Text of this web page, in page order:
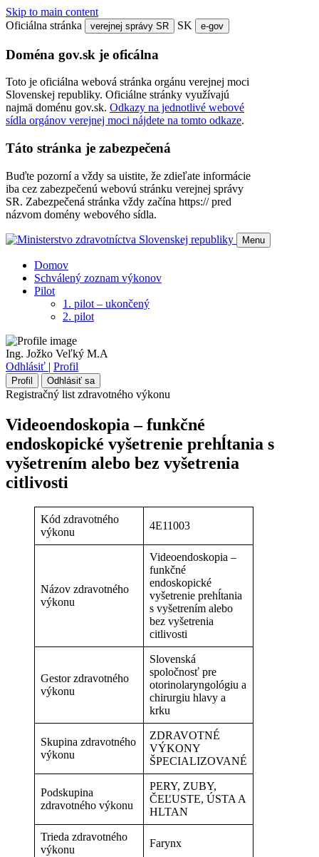
Skip to main content
Oficiálna stránka
verejnej správy SR SK e-gov
Doména gov.sk je oficálna
Toto je oficiálna webová stránka orgánu verejnej moci
Slovenskej republiky. Oficiálne stránky využívajú
najmä doménu gov.sk. Odkazy na jednotlivé webové
sídla orgánov verejnej moci nájdete na tomto odkaze.
Táto stránka je zabezpečená
Buďte pozorní a vždy sa uistite, že zdieľate informácie
iba cez zabezpečenú webovú stránku verejnej správy
SR. Zabezpečená stránka vždy začína https:// pred
názvom domény webového sídla.
Menu
Domov
Schválený zoznam výkonov
Pilot
1. pilot – ukončený
2. pilot
Ing. Jožko Veľký M.A
Odhlásiť | Profil
Profil Odhlásiť sa
Registračný list zdravotného výkonu
Videoendoskopia – funkčné
endoskopické vyšetrenie prehĺtania s
vyšetrením alebo bez vyšetrenia
citlivosti
Kód zdravotného
výkonu
4E11003
Názov zdravotného
výkonu
Videoendoskopia –
funkčné
endoskopické
vyšetrenie prehĺtania
s vyšetrením alebo
bez vyšetrenia
citlivosti
Gestor zdravotného
výkonu
Slovenská
spoločnosť pre
otorinolaryngológiu a
chirurgiu hlavy a
krku
Skupina zdravotného
výkonu
ZDRAVOTNÉ
VÝKONY
ŠPECIALIZOVANÉ
Podskupina
zdravotného výkonu
PERY, ZUBY,
ČEĽUSTE, ÚSTA A
HLTAN
Trieda zdravotného
výkonu
Farynx